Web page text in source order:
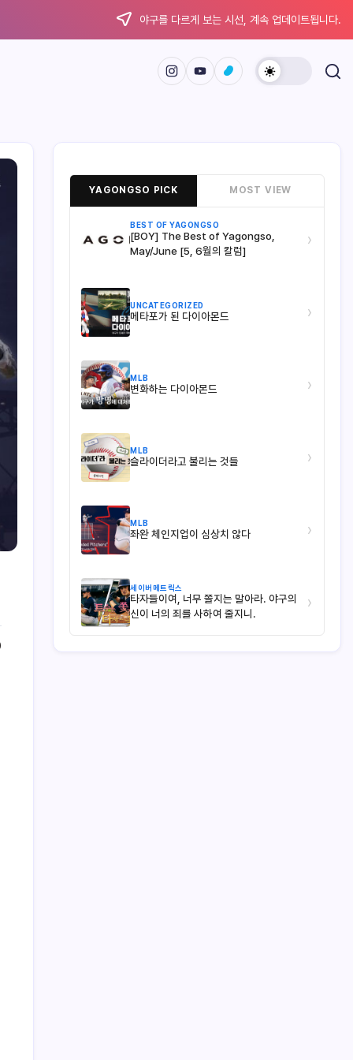
야구를 다르게 보는 시선, 계속 업데이트됩니다.
YAGONGSO PICK MOST VIEW
BEST OF YAGONGSO
[BOY] The Best of Yagongso,
May/June [5, 6월의 칼럼]
›
UNCATEGORIZED
메타포가 된 다이아몬드 ›
MLB
변화하는 다이아몬드 ›
MLB
슬라이더라고 불리는 것들 ›
MLB
좌완 체인지업이 심상치 않다 ›
세이버메트릭스
타자들이여, 너무 쫄지는 말아라. 야구의
신이 너의 죄를 사하여 줄지니.
›